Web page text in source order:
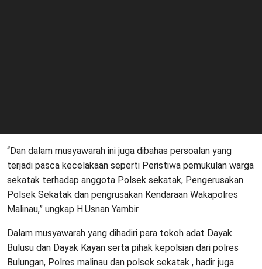
“Dan dalam musyawarah ini juga dibahas persoalan yang
terjadi pasca kecelakaan seperti Peristiwa pemukulan warga
sekatak terhadap anggota Polsek sekatak, Pengerusakan
Polsek Sekatak dan pengrusakan Kendaraan Wakapolres
Malinau,” ungkap H.Usnan Yambir.
Dalam musyawarah yang dihadiri para tokoh adat Dayak
Bulusu dan Dayak Kayan serta pihak kepolsian dari polres
Bulungan, Polres malinau dan polsek sekatak , hadir juga